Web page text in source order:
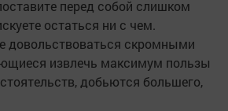
перед собой слишком
остаться ни с чем.
довольствоваться скромными
извлечь максимум пользы
добьются большего,